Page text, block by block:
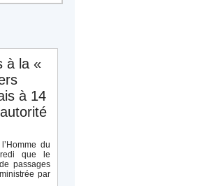
à la «
à 14
du
que le
passages
par